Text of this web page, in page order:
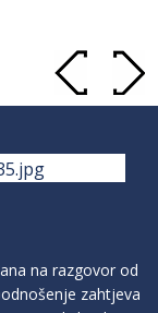
na razgovor od
zahtjeva